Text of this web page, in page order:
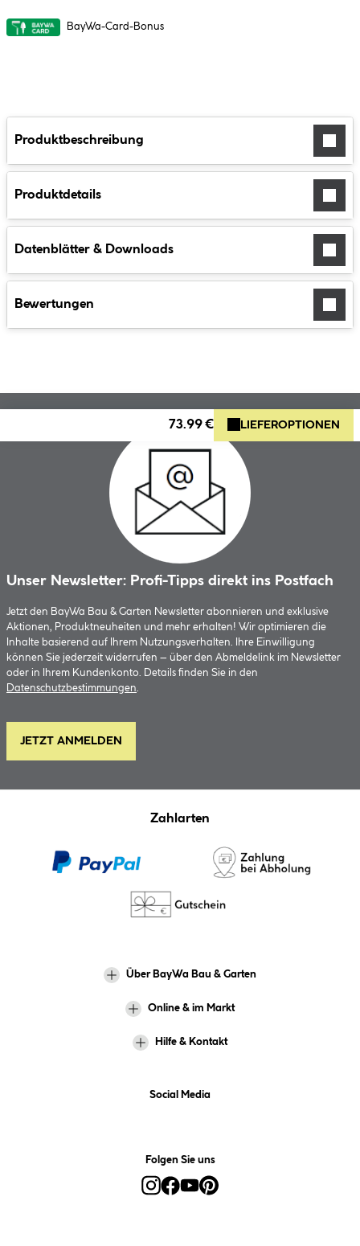
BayWa-Card-Bonus
Produktbeschreibung
Produktdetails
Datenblätter & Downloads
Bewertungen
73.99 € LIEFEROPTIONEN
Unser Newsletter: Profi-Tipps direkt ins Postfach
Jetzt den BayWa Bau & Garten Newsletter abonnieren und exklusive
Aktionen, Produktneuheiten und mehr erhalten! Wir optimieren die
Inhalte basierend auf Ihrem Nutzungsverhalten. Ihre Einwilligung
können Sie jederzeit widerrufen – über den Abmeldelink im Newsletter
oder in Ihrem Kundenkonto. Details finden Sie in den
Datenschutzbestimmungen.
JETZT ANMELDEN
Zahlarten
Über BayWa Bau & Garten
Online & im Markt
Hilfe & Kontakt
Social Media
Folgen Sie uns